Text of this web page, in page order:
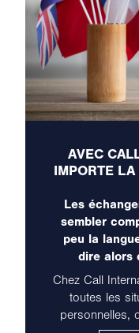
AVEC
IMPORTE
Les
sembler
peu la
dire alors
Chez Call
toutes les
personnelles,